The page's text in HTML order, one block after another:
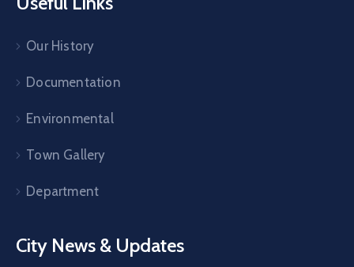
Our History
Documentation
Environmental
Town Gallery
Department
City News & Updates